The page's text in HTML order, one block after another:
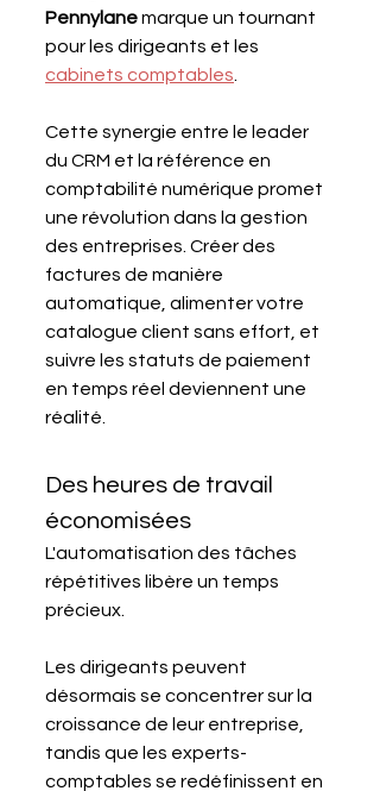
Pennylane marque un tournant
pour les dirigeants et les
cabinets comptables
Cette synergie entre le leader
du CRM et la référence en
comptabilité numérique promet
une révolution dans la gestion
des entreprises. Créer des
factures de manière
automatique, alimenter votre
catalogue client sans effort, et
suivre les statuts de paiement
en temps réel deviennent une
réalité.
Des heures de travail
économisées
L'automatisation des tâches
répétitives libère un temps
précieux.
Les dirigeants peuvent
désormais se concentrer sur la
croissance de leur entreprise,
tandis que les experts-
comptables se redéfinissent en